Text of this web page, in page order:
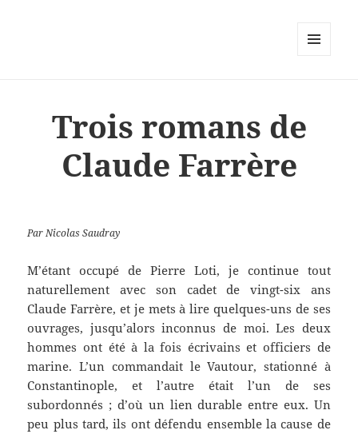
Trois romans de
Claude Farrère
Par Nicolas Saudray
M’étant occupé de Pierre Loti, je continue tout
naturellement avec son cadet de vingt-six ans
Claude Farrère, et je mets à lire quelques-uns de ses
ouvrages, jusqu’alors inconnus de moi. Les deux
hommes ont été à la fois écrivains et officiers de
marine. L’un commandait le Vautour, stationné à
Constantinople, et l’autre était l’un de ses
subordonnés ; d’où un lien durable entre eux. Un
peu plus tard, ils ont défendu ensemble la cause de